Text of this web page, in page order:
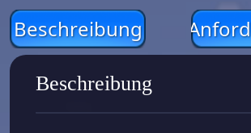
Beschreibung
Beschreibung